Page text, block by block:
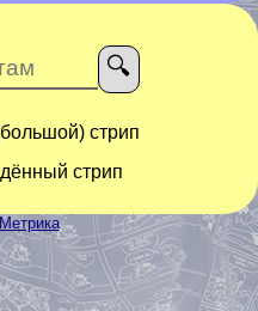
стрип
стрип